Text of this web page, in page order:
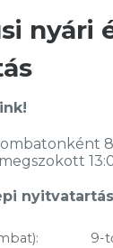
ingyenes
nyári
9-